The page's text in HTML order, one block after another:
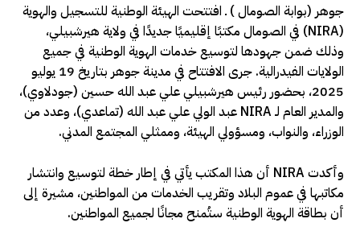
جوهر (بوابة الصومال ) ـ افتتحت الهيئة الوطنية للتسجيل والهوية
(NIRA) في الصومال مكتبًا إقليميًا جديدًا في ولاية هيرشبيلي،
وذلك ضمن جهودها لتوسيع خدمات الهوية الوطنية في جميع
الولايات الفيدرالية. جرى الافتتاح في مدينة جوهر بتاريخ 19 يوليو
2025، بحضور رئيس هيرشبيلي علي عبد الله حسين (جودلاوي)،
والمدير العام لـ NIRA عبد الولي علي عبد الله (تماعدي)، وعدد من
الوزراء، والنواب، ومسؤولي الهيئة، وممثلي المجتمع المدني.
وأكدت NIRA أن هذا المكتب يأتي في إطار خطة لتوسيع وانتشار
مكاتبها في عموم البلاد وتقريب الخدمات من المواطنين، مشيرة إلى
أن بطاقة الهوية الوطنية ستُمنح مجانًا لجميع المواطنين.